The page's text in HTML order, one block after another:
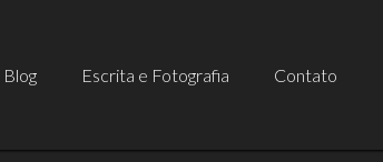
Blog Escrita e Fotografia Contato